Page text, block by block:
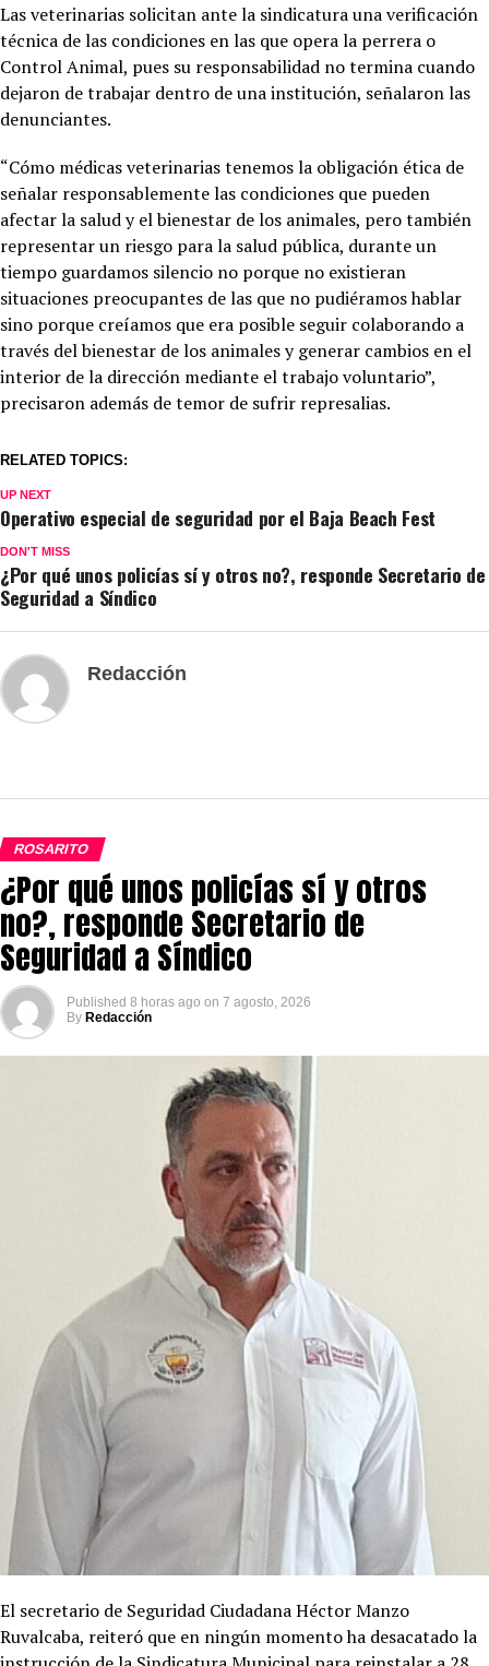
Las veterinarias solicitan ante la sindicatura una verificación
técnica de las condiciones en las que opera la perrera o
Control Animal, pues su responsabilidad no termina cuando
dejaron de trabajar dentro de una institución, señalaron las
denunciantes.
“Cómo médicas veterinarias tenemos la obligación ética de
señalar responsablemente las condiciones que pueden
afectar la salud y el bienestar de los animales, pero también
representar un riesgo para la salud pública, durante un
tiempo guardamos silencio no porque no existieran
situaciones preocupantes de las que no pudiéramos hablar
sino porque creíamos que era posible seguir colaborando a
través del bienestar de los animales y generar cambios en el
interior de la dirección mediante el trabajo voluntario”,
precisaron además de temor de sufrir represalias.
RELATED TOPICS:
UP NEXT
Operativo especial de seguridad por el Baja Beach Fest
DON'T MISS
¿Por qué unos policías sí y otros no?, responde Secretario de
Seguridad a Síndico
Redacción
ROSARITO
¿Por qué unos policías sí y otros
no?, responde Secretario de
Seguridad a Síndico
Published 8 horas ago on 7 agosto, 2026
By Redacción
El secretario de Seguridad Ciudadana Héctor Manzo
Ruvalcaba, reiteró que en ningún momento ha desacatado la